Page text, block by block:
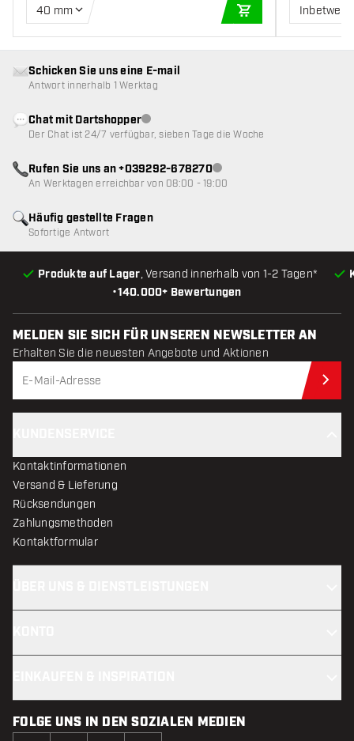
40 mm
IN DEN
Inbetween
•140.000+ Bewertungen
Produkte auf Lager, Versand innerhalb von 1-2 Tagen*
Häufig gestellte Fragen
Sofortige Antwort
Schicken Sie uns eine E-mail
Antwort innerhalb 1 Werktag
Chat mit DartshopperKundenservice nicht verfügbar
Der Chat ist 24/7 verfügbar, sieben Tage die Woche
Rufen Sie uns an +039292-678270Kundenservice nicht
An Werktagen erreichbar von 08:00 - 19:00
MELDEN SIE SICH FÜR UNSEREN NEWSLETTER AN
Erhalten Sie die neuesten Angebote und Aktionen
Kontaktinformationen
Versand & Lieferung
Rücksendungen
Zahlungsmethoden
Kontaktformular
FOLGE UNS IN DEN SOZIALEN MEDIEN